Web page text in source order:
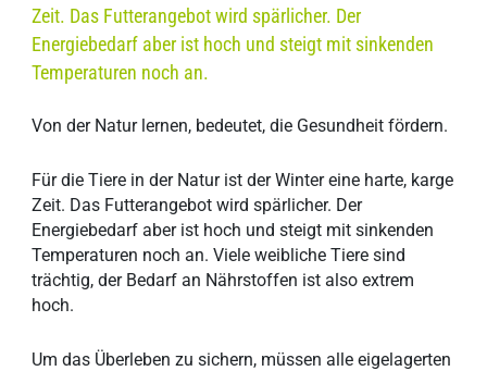
Zeit. Das Futterangebot wird spärlicher. Der
Energiebedarf aber ist hoch und steigt mit sinkenden
Temperaturen noch an.
Von der Natur lernen, bedeutet, die Gesundheit fördern.
Für die Tiere in der Natur ist der Winter eine harte, karge
Zeit. Das Futterangebot wird spärlicher. Der
Energiebedarf aber ist hoch und steigt mit sinkenden
Temperaturen noch an. Viele weibliche Tiere sind
trächtig, der Bedarf an Nährstoffen ist also extrem
hoch.
Um das Überleben zu sichern, müssen alle eigelagerten